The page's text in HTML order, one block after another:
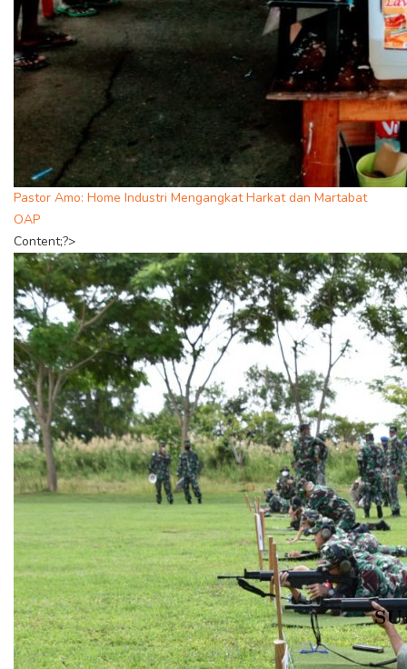
Pastor Amo: Home Industri Mengangkat Harkat dan Martabat
OAP
Content;?>